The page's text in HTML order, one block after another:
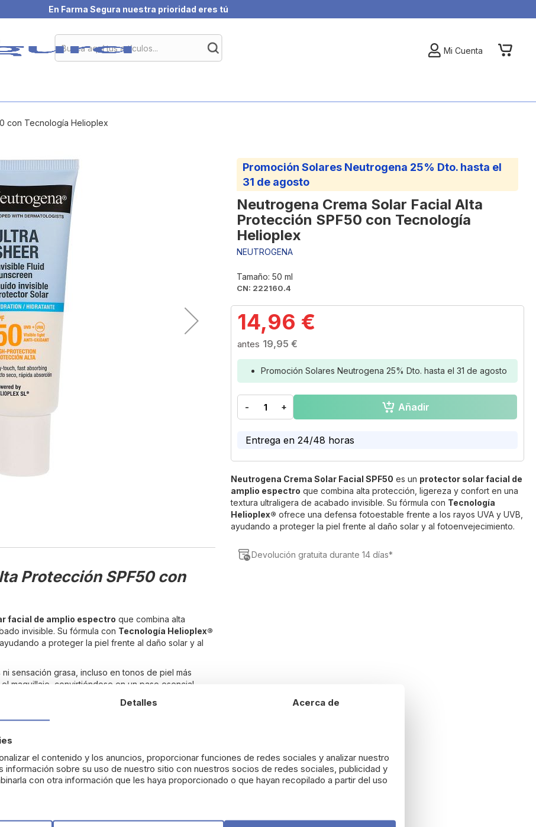
En Farma Segura nuestra prioridad eres tú
My
Mi Cuenta
con Tecnología Helioplex
Promoción Solares Neutrogena 25% Dto. hasta el
31 de agosto
Neutrogena Crema Solar Facial Alta
Protección SPF50 con Tecnología
Helioplex
NEUTROGENA
Tamaño: 50 ml
CN: 222160.4
14,96 €
19,95 €
Promoción Solares Neutrogena 25% Dto. hasta el 31 de agosto
- + Añadir
Entrega en 24/48 horas
Neutrogena Crema Solar Facial SPF50 es un protector solar facial de
amplio espectro que combina alta protección, ligereza y confort en una
textura ultraligera de acabado invisible. Su fórmula con Tecnología
Helioplex® ofrece una defensa fotoestable frente a los rayos UVA y UVB,
ayudando a proteger la piel frente al daño solar y al fotoenvejecimiento.
Devolución gratuita durante 14 días*
Protección SPF50 con
facial de amplio espectro que combina alta
invisible. Su fórmula con Tecnología Helioplex®
a proteger la piel frente al daño solar y al
sensación grasa, incluso en tonos de piel más
maquillaje, convirtiéndose en un paso esencial
Detalles Acerca de
el contenido y los anuncios, proporcionar funciones de redes sociales y analizar nuestro
información sobre su uso de nuestro sitio con nuestros socios de redes sociales, publicidad y
con otra información que les haya proporcionado o que hayan recopilado a partir del uso